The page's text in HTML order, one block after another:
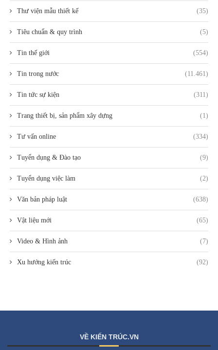
Thư viện mẫu thiết kế (35)
Tiêu chuẩn & quy trình (5)
Tin thế giới (554)
Tin trong nước (11.461)
Tin tức sự kiện (311)
Trang thiết bị, sản phẩm xây dựng (1)
Tư vấn online (334)
Tuyển dụng & Đào tạo (9)
Tuyển dụng việc làm (2)
Văn bản pháp luật (638)
Vật liệu mới (65)
Video & Hình ảnh (7)
Xu hướng kiến trúc (92)
VỀ KIẾN TRÚC.VN